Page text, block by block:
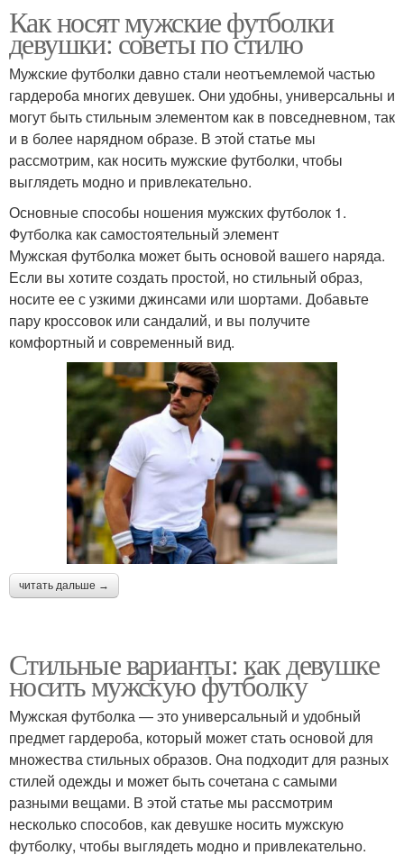
Как носят мужские футболки
девушки: советы по стилю
Мужские футболки давно стали неотъемлемой частью
гардероба многих девушек. Они удобны, универсальны и
могут быть стильным элементом как в повседневном, так
и в более нарядном образе. В этой статье мы
рассмотрим, как носить мужские футболки, чтобы
выглядеть модно и привлекательно.
Основные способы ношения мужских футболок 1.
Футболка как самостоятельный элемент
Мужская футболка может быть основой вашего наряда.
Если вы хотите создать простой, но стильный образ,
носите ее с узкими джинсами или шортами. Добавьте
пару кроссовок или сандалий, и вы получите
комфортный и современный вид.
читать дальше →
Стильные варианты: как девушке
носить мужскую футболку
Мужская футболка — это универсальный и удобный
предмет гардероба, который может стать основой для
множества стильных образов. Она подходит для разных
стилей одежды и может быть сочетана с самыми
разными вещами. В этой статье мы рассмотрим
несколько способов, как девушке носить мужскую
футболку, чтобы выглядеть модно и привлекательно.